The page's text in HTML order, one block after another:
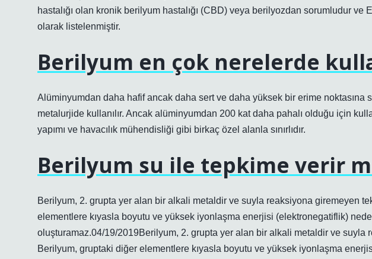
hastalığı olan kronik berilyum hastalığı (CBD) veya berilyozdan sorumludur ve
olarak listelenmiştir.
Berilyum en çok nerelerde
Alüminyumdan daha hafif ancak daha sert ve daha yüksek bir erime noktasına
metalurjide kullanılır. Ancak alüminyumdan 200 kat daha pahalı olduğu için
yapımı ve havacılık mühendisliği gibi birkaç özel alanla sınırlıdır.
Berilyum su ile tepkime verir
Berilyum, 2. grupta yer alan bir alkali metaldir ve suyla reaksiyona giremeyen
elementlere kıyasla boyutu ve yüksek iyonlaşma enerjisi (elektronegatiflik)
oluşturamaz.04/19/2019Berilyum, 2. grupta yer alan bir alkali metaldir ve suyla
Berilyum, gruptaki diğer elementlere kıyasla boyutu ve yüksek iyonlaşma